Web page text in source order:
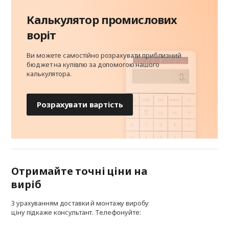
Калькулятор промислових
воріт
Ви можете самостійно розрахувати приблизний
бюджет на купівлю за допомогою нашого
калькулятора.
Розрахувати вартість
Отримайте точні ціни на
виріб
З урахуванням доставки й монтажу виробу
ціну підкаже консультант. Телефонуйте: